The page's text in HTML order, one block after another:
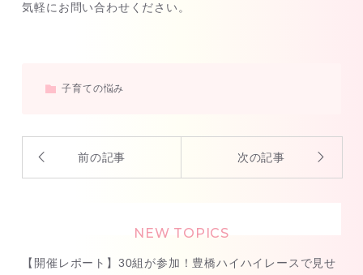
気軽にお問い合わせください。
子育ての悩み
前の記事 次の記事
NEW TOPICS
【開催レポート】30組が参加！豊橋ハイハイレースで見せ